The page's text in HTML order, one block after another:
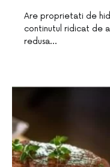
Are proprietati de
continutul ridicat de
redusa…